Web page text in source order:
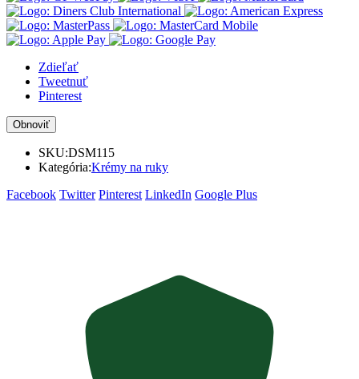
Zdieľať
Tweetnuť
Pinterest
SKU:DSM115
Kategória:Krémy na ruky
Facebook Twitter Pinterest LinkedIn Google Plus